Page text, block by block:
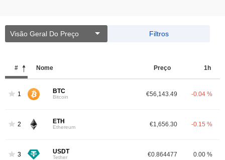
Visão Geral Do Preço Filtros
# Nome Preço 1h
1 BTC
Bitcoin €56,143.49 -0.04 %
2 ETH
Ethereum €1,656.30 -0.15 %
3 USDT
Tether €0.864477 0.00 %